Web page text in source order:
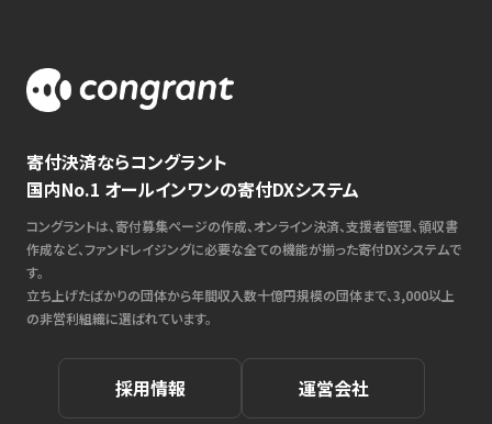
寄付決済ならコングラント
国内No.1 オールインワンの寄付DXシステム
コングラントは、寄付募集ページの作成、オンライン決済、支援者管理、領収書
作成など、ファンドレイジングに必要な全ての機能が揃った寄付DXシステムで
す。
立ち上げたばかりの団体から年間収入数十億円規模の団体まで、3,000以上
の非営利組織に選ばれています。
採用情報 運営会社